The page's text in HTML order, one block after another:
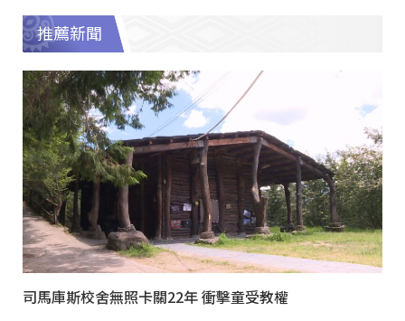
推薦新聞
司馬庫斯校舍無照卡關22年 衝擊童受教權